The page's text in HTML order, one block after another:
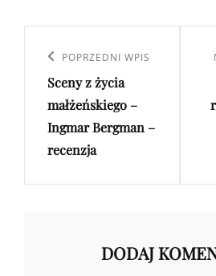
wpisu
Poprzedni
wpis
POPRZEDNI WPIS
Sceny z życia
małżeńskiego –
Ingmar Bergman –
recenzja
DODAJ